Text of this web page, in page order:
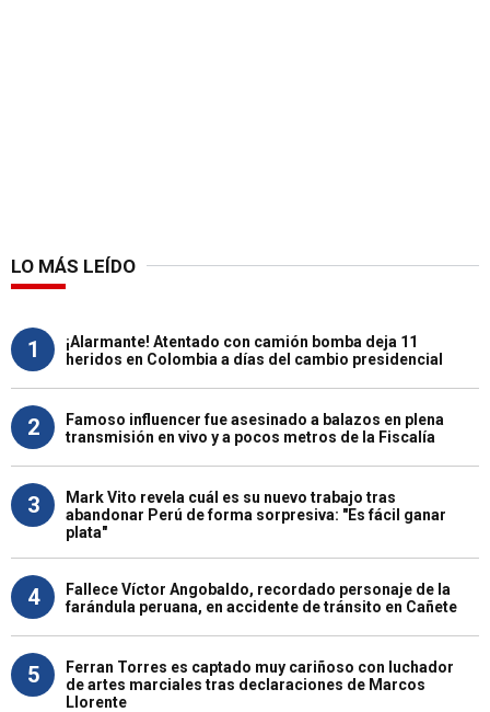
LO MÁS LEÍDO
1
¡Alarmante! Atentado con camión bomba deja 11
heridos en Colombia a días del cambio presidencial
2
Famoso influencer fue asesinado a balazos en plena
transmisión en vivo y a pocos metros de la Fiscalía
3
Mark Vito revela cuál es su nuevo trabajo tras
abandonar Perú de forma sorpresiva: "Es fácil ganar
plata"
4
Fallece Víctor Angobaldo, recordado personaje de la
farándula peruana, en accidente de tránsito en Cañete
5
Ferran Torres es captado muy cariñoso con luchador
de artes marciales tras declaraciones de Marcos
Llorente